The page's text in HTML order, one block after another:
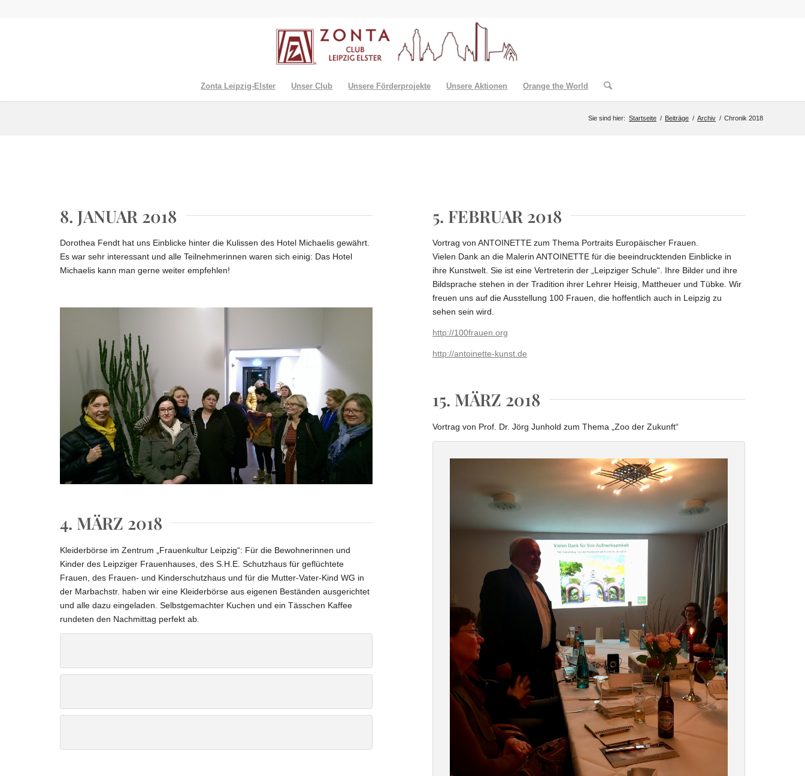
Zonta Leipzig-Elster Unser Club Unsere Förderprojekte Unsere Aktionen Orange the World
Sie sind hier: Startseite / Beiträge / Archiv / Chronik 2018
8. JANUAR 2018
Dorothea Fendt hat uns Einblicke hinter die Kulissen des Hotel Michaelis gewährt.
Es war sehr interessant und alle Teilnehmerinnen waren sich einig: Das Hotel
Michaelis kann man gerne weiter empfehlen!
4. MÄRZ 2018
Kleiderbörse im Zentrum „Frauenkultur Leipzig“: Für die Bewohnerinnen und
Kinder des Leipziger Frauenhauses, des S.H.E . Schutzhaus für geflüchtete
Frauen, des Frauen- und Kinderschutzhaus und für die Mutter-Vater-Kind WG in
der Marbachstr. haben wir eine Kleiderbörse aus eigenen Beständen ausgerichtet
und alle dazu eingeladen. Selbstgemachter Kuchen und ein Tässchen Kaffee
rundeten den Nachmittag perfekt ab.
5. FEBRUAR 2018
Vortrag von ANTOINETTE zum Thema Portraits Europäischer Frauen.
Vielen Dank an die Malerin ANTOINETTE für die beeindrucktenden Einblicke in
ihre Kunstwelt. Sie ist eine Vertreterin der „Leipziger Schule“. Ihre Bilder und ihre
Bildsprache stehen in der Tradition ihrer Lehrer Heisig, Mattheuer und Tübke. Wir
freuen uns auf die Ausstellung 100 Frauen, die hoffentlich auch in Leipzig zu
sehen sein wird.
http://100frauen.org
http://antoinette-kunst.de
15. MÄRZ 2018
Vortrag von Prof. Dr. Jörg Junhold zum Thema „Zoo der Zukunft“
Zoo der Zukunft